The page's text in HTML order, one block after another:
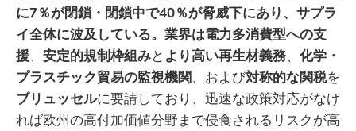
に7％が閉鎖・閉鎖中で40％が脅威下にあり、サプラ
イ全体に波及している。業界は電力多消費型への支
援、 安定的規制枠組みと より高い再生材義務、 化学・
プラスチック貿易の監視機関、および対称的な関税を
ブリュッセルに要請しており、迅速な政策対応がなけ
れば欧州の高付加価値分野まで侵食されるリスクが高